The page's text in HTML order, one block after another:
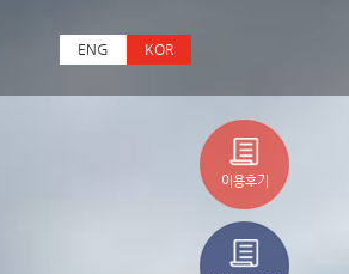
ENG KOR
이용후기